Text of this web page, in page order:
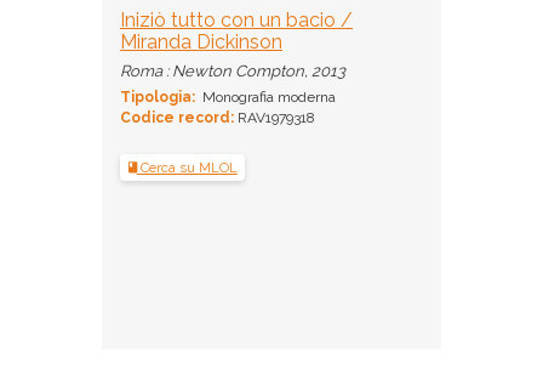
Iniziò tutto con un bacio /
Miranda Dickinson
Roma : Newton Compton, 2013
Tipologia: Monografia moderna
Codice record: RAV1979318
Cerca su MLOL